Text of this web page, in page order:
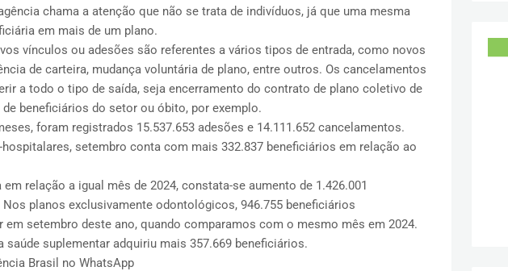
chama a atenção que não se trata de indivíduos, já que uma mesma
em mais de um plano.
vínculos ou adesões são referentes a vários tipos de entrada, como novos
de carteira, mudança voluntária de plano, entre outros. Os cancelamentos
a todo o tipo de saída, seja encerramento do contrato de plano coletivo de
de beneficiários do setor ou óbito, por exemplo.
foram registrados 15.537.653 adesões e 14.111.652 cancelamentos.
setembro conta com mais 332.837 beneficiários em relação ao
relação a igual mês de 2024, constata-se aumento de 1.426.001
planos exclusivamente odontológicos, 946.755 beneficiários
em setembro deste ano, quando comparamos com o mesmo mês em 2024.
saúde suplementar adquiriu mais 357.669 beneficiários.
Brasil no WhatsApp